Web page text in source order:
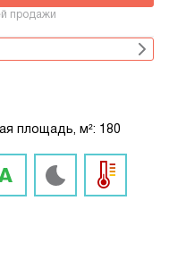
продажи
площадь, м²: 180